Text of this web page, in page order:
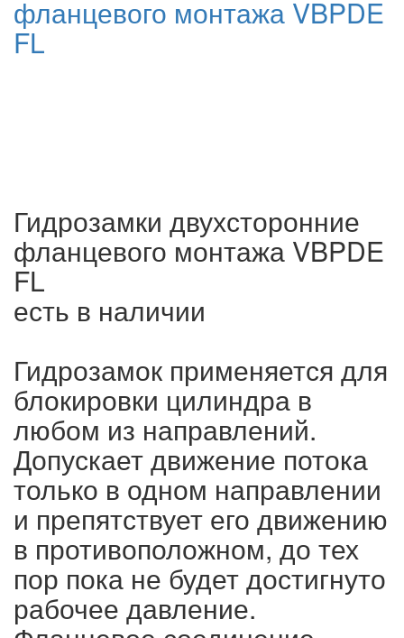
Гидрозамки двухсторонние
фланцевого монтажа VBPDE
FL
есть в наличии
Гидрозамок применяется для
блокировки цилиндра в
любом из направлений.
Допускает движение потока
только в одном направлении
и препятствует его движению
в противоположном, до тех
пор пока не будет достигнуто
рабочее давление.